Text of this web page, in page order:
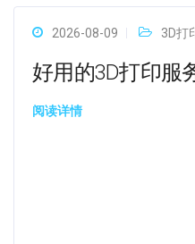
2026-08-09 3D打
好用的3D打印服
阅读详情